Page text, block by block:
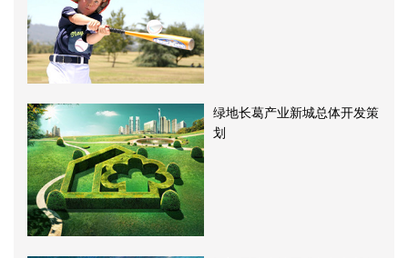
绿地长葛产业新城总体开发策
划